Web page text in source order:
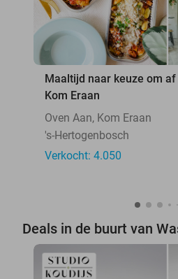
Maaltijd naar keuze om
Kom Eraan
Oven Aan, Kom Eraan
's-Hertogenbosch
Verkocht: 4.050
Deals in de buurt van